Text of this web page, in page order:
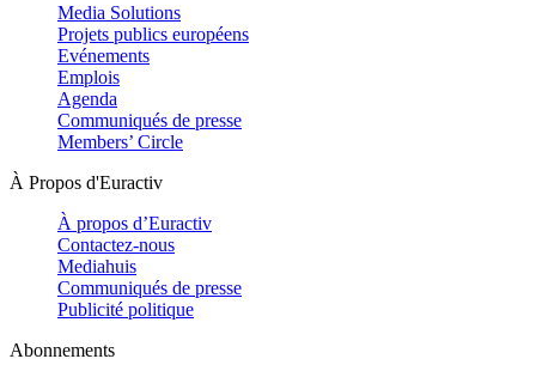
Media Solutions
Projets publics européens
Evénements
Emplois
Agenda
Communiqués de presse
Members’ Circle
À Propos d'Euractiv
À propos d’Euractiv
Contactez-nous
Mediahuis
Communiqués de presse
Publicité politique
Abonnements